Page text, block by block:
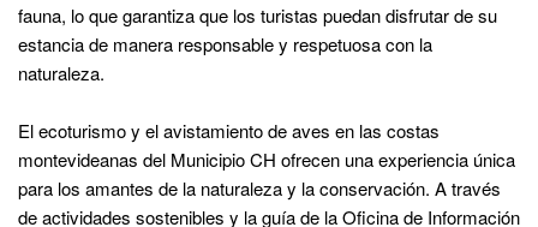
fauna, lo que garantiza que los turistas puedan disfrutar de su
estancia de manera responsable y respetuosa con la
naturaleza.
El ecoturismo y el avistamiento de aves en las costas
montevideanas del Municipio CH ofrecen una experiencia única
para los amantes de la naturaleza y la conservación. A través
de actividades sostenibles y la guía de la Oficina de Información